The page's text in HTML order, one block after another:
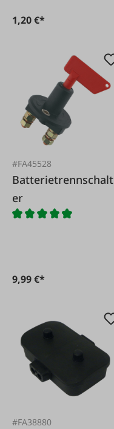
1,20 €*
#FA45528
Batterietrennschalt
er
9,99 €*
#FA38880